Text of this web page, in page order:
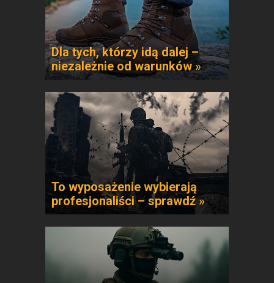
Dla tych, którzy idą dalej –
niezależnie od warunków »
To wyposażenie wybierają
profesjonaliści – sprawdź »